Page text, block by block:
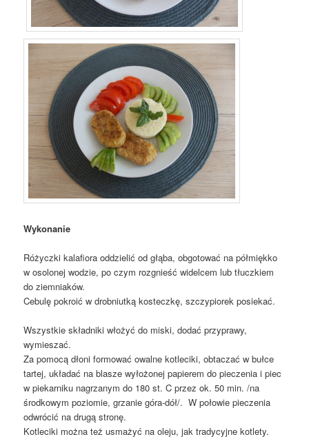
Wykonanie
Różyczki kalafiora oddzielić od głąba, obgotować na półmiękko
w osolonej wodzie, po czym rozgnieść widelcem lub tłuczkiem
do ziemniaków.
Cebulę pokroić w drobniutką kosteczkę, szczypiorek posiekać.
Wszystkie składniki włożyć do miski, dodać przyprawy,
wymieszać.
Za pomocą dłoni formować owalne kotleciki, obtaczać w bułce
tartej, układać na blasze wyłożonej papierem do pieczenia i piec
w piekarniku nagrzanym do 180 st. C przez ok. 50 min. /na
środkowym poziomie, grzanie góra-dół/. W połowie pieczenia
odwrócić na drugą stronę.
Kotleciki można też usmażyć na oleju, jak tradycyjne kotlety.